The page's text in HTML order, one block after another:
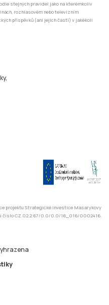
stejných pravidel jako na kterémkoliv
rozhlasovém nebo televizním
příspěvků (ani jejich částí) v jakékoli
projektu Strategické investice Masarykovy
číslo CZ.02.2.67/0.0/0.0/16_016/0002416.